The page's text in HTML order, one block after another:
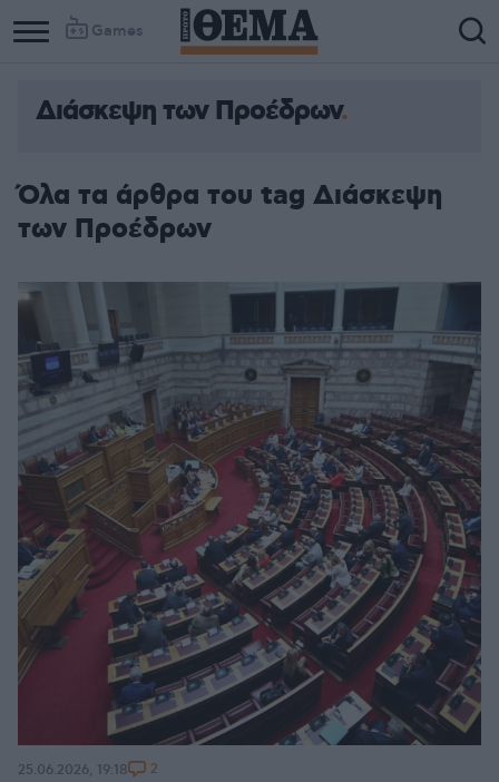
Games
Διάσκεψη των Προέδρων
Όλα τα άρθρα του tag Διάσκεψη
των Προέδρων
25.06.2026, 19:18 2